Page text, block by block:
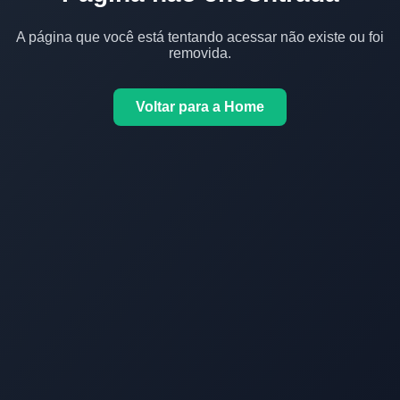
A página que você está tentando acessar não existe ou foi
removida.
Voltar para a Home